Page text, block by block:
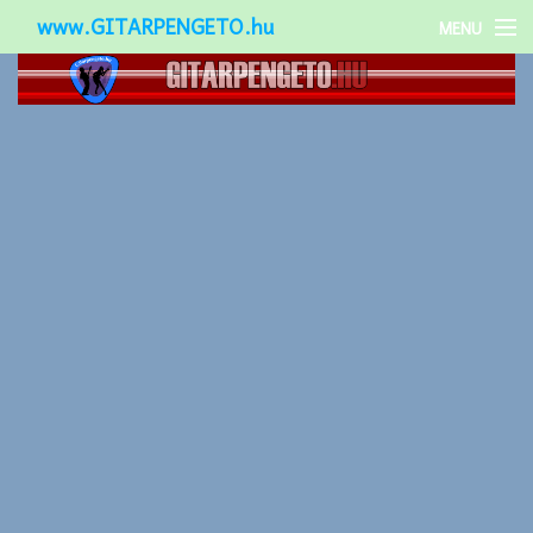
www.GITARPENGETO.hu MENU
Népszerű-